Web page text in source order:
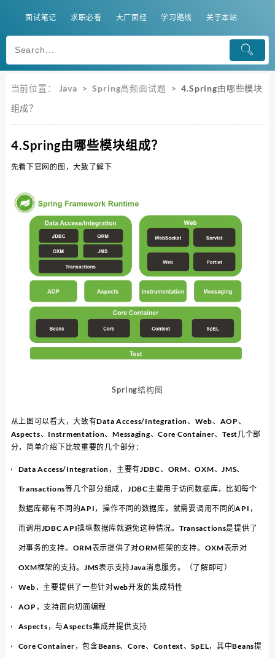
面试笔记 求职必看 大厂面经 学习路线 关于本站
当前位置： Java >Spring高频面试题 >4.Spring由哪些模块
组成？
4.Spring由哪些模块组成？
先看下官网的图，大致了解下
Spring结构图
从上图可以看大，大致有Data Access/Integration、Web、AOP、
Aspects、Instrmentation、Messaging、Core Container、Test几个部
分，简单介绍下比较重要的几个部分：
Data Access/Integration，主要有JDBC、ORM、OXM、JMS、
Transactions等几个部分组成，JDBC主要用于访问数据库，比如每个
数据库都有不同的API，操作不同的数据库，就需要调用不同的API，
而调用JDBC API操纵数据库就避免这种情况。Transactions是提供了
对事务的支持。ORM表示提供了对ORM框架的支持。OXM表示对
OXM框架的支持。JMS表示支持Java消息服务。（了解即可）
Web，主要提供了一些针对web开发的集成特性
AOP，支持面向切面编程
Aspects，与Aspects集成并提供支持
Core Container，包含Beans、Core、Context、SpEL，其中Beans提